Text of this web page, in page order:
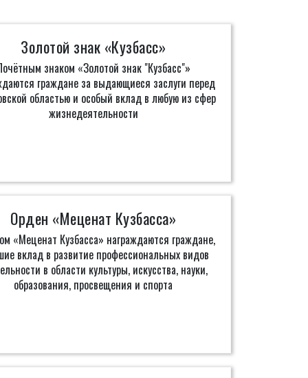
Золотой знак «Кузбасс»
знаком «Золотой знак "Кузбасс"»
граждане за выдающиеся заслуги перед
областью и особый вклад в любую из сфер
жизнедеятельности
Орден «Меценат Кузбасса»
«Меценат Кузбасса» награждаются граждане,
вклад в развитие профессиональных видов
в области культуры, искусства, науки,
образования, просвещения и спорта